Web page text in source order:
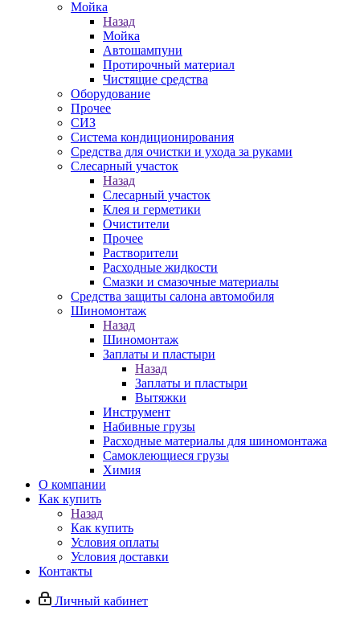
Мойка
Назад
Мойка
Автошампуни
Протирочный материал
Чистящие средства
Оборудование
Прочее
СИЗ
Система кондиционирования
Средства для очистки и ухода за руками
Слесарный участок
Назад
Слесарный участок
Клея и герметики
Очистители
Прочее
Растворители
Расходные жидкости
Смазки и смазочные материалы
Средства защиты салона автомобиля
Шиномонтаж
Назад
Шиномонтаж
Заплаты и пластыри
Назад
Заплаты и пластыри
Вытяжки
Инструмент
Набивные грузы
Расходные материалы для шиномонтажа
Самоклеющиеся грузы
Химия
О компании
Как купить
Назад
Как купить
Условия оплаты
Условия доставки
Контакты
Личный кабинет